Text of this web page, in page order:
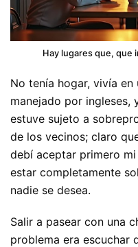
Hay lugares que, que
No tenía hogar, vivía
manejado por ingleses,
estuve sujeto a
de los vecinos; claro
debí aceptar primero
estar completamente
nadie se desea.
Salir a pasear con una
problema era escuchar